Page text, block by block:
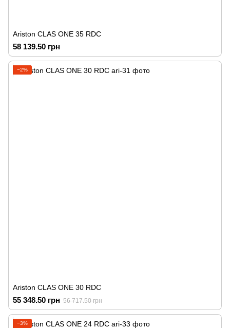
Ariston CLAS ONE 35 RDC
58 139.50 грн
−2%
Ariston CLAS ONE 30 RDC
55 348.50 грн 56 717.50 грн
−3%